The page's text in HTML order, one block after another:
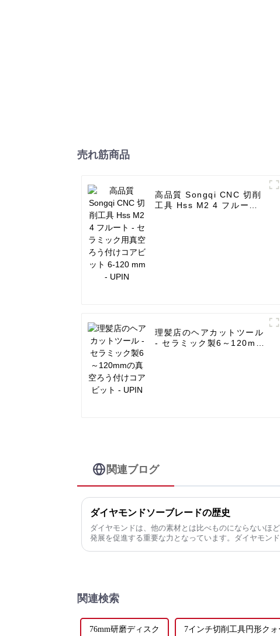
売れ筋商品
高品質 Songqi CNC 切削
工具 Hss M2 4 フルート -
理髪店のヘアカットツール
- セラミック製6～120mm
関連ブログ
ダイヤモンドソーブレードの歴史
ダイヤモンドは、他の素材とは比べものにならないほ
発展を促進する重要な力となっています。ダイヤモン
関連検索
76mm研磨ディスク 7インチ切削工具円形ク